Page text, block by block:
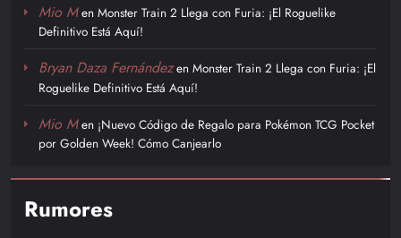
Mio Men Monster Train 2 Llega con Furia: ¡El Roguelike
Definitivo Está Aquí!
Bryan Daza Fernándezen Monster Train 2 Llega con Furia: ¡El
Roguelike Definitivo Está Aquí!
Mio Men ¡Nuevo Código de Regalo para Pokémon TCG Pocket
por Golden Week! Cómo Canjearlo
Rumores